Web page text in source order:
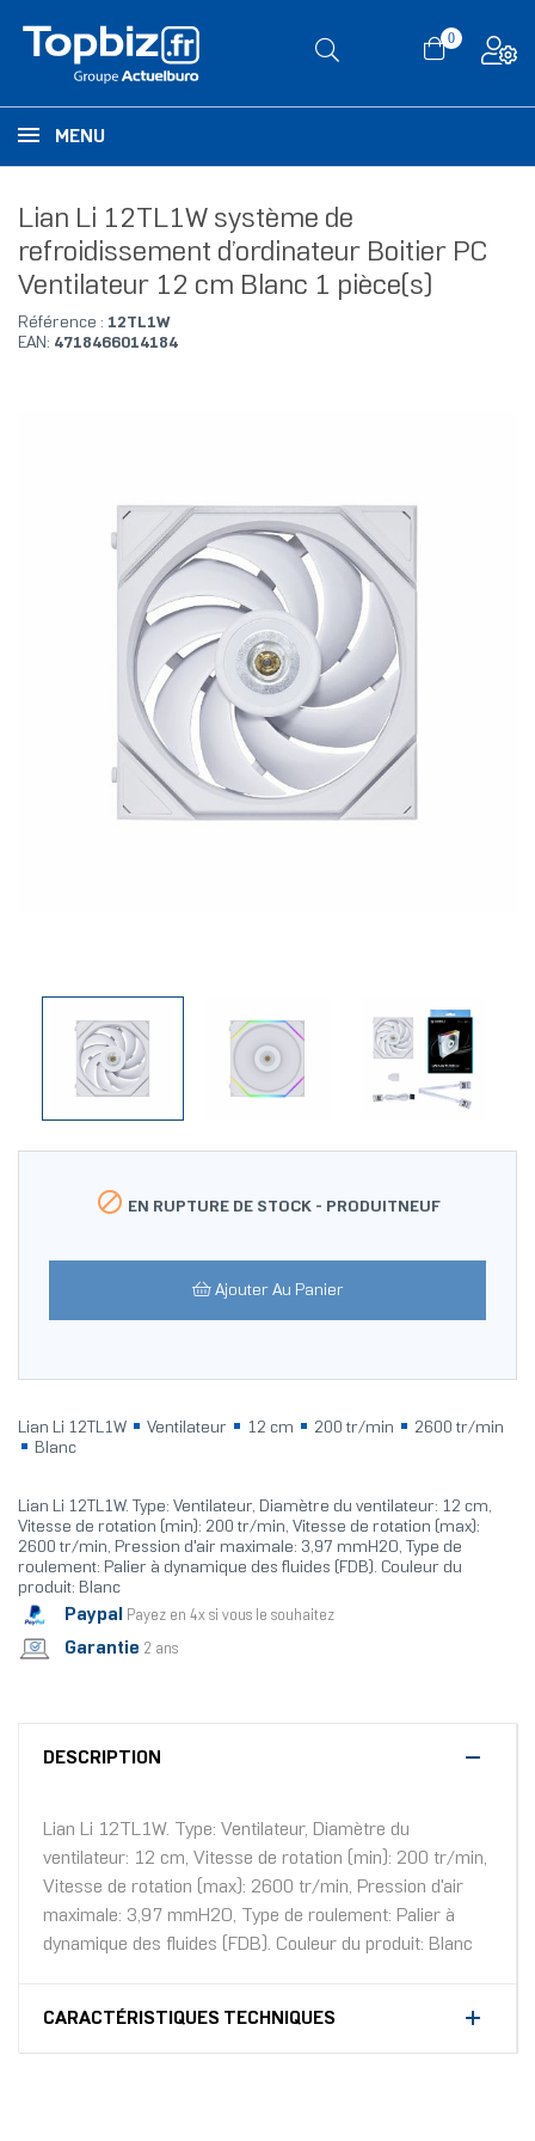
0
MENU
Lian Li 12TL1W système de
refroidissement d’ordinateur Boitier PC
Ventilateur 12 cm Blanc 1 pièce(s)
Référence : 12TL1W
EAN: 4718466014184
 EN RUPTURE DE STOCK - PRODUITNEUF
Ajouter Au Panier
Lian Li 12TL1W Ventilateur 12 cm 200 tr/min
2600 tr/min
Blanc
Lian Li 12TL1W. Type: Ventilateur, Diamètre du ventilateur: 12 cm,
Vitesse de rotation (min): 200 tr/min, Vitesse de rotation (max):
2600 tr/min, Pression d'air maximale: 3,97 mmH2O, Type de
roulement: Palier à dynamique des fluides (FDB). Couleur du
produit: Blanc
Paypal Payez en 4x si vous le souhaitez
Garantie 2 ans
DESCRIPTION
Lian Li 12TL1W. Type: Ventilateur, Diamètre du
ventilateur: 12 cm, Vitesse de rotation (min): 200 tr/min,
Vitesse de rotation (max): 2600 tr/min, Pression d'air
maximale: 3,97 mmH2O, Type de roulement: Palier à
dynamique des fluides (FDB). Couleur du produit: Blanc
CARACTÉRISTIQUES TECHNIQUES